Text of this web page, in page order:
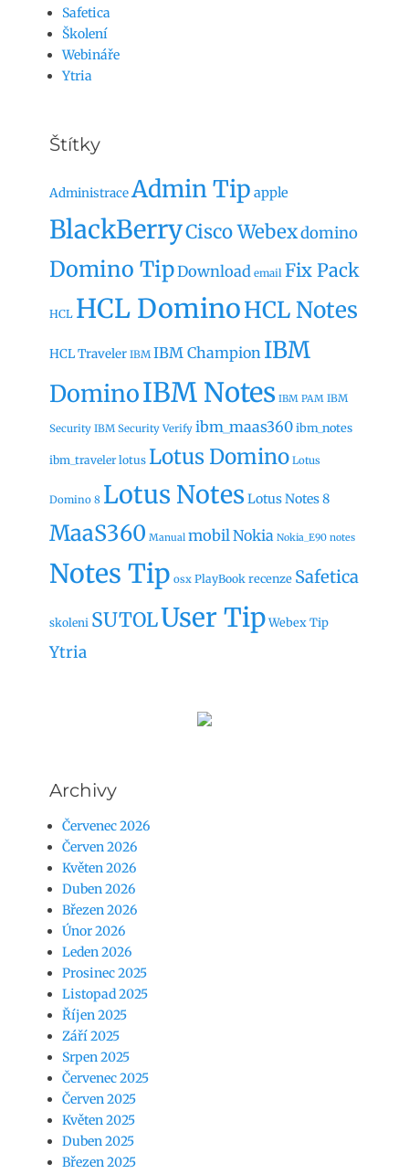
Safetica
Školení
Webináře
Ytria
Štítky
AdministraceAdmin Tip apple
BlackBerryCisco Webexdomino
Domino TipDownload email Fix Pack
HCL HCL DominoHCL Notes
HCL Traveler IBM IBM Champion IBM
DominoIBM Notes IBM PAM IBM
Security IBM Security Verify ibm_maas360ibm_notes
ibm_traveler lotus Lotus Domino Lotus
Domino 8 Lotus Notes Lotus Notes 8
MaaS360 Manual mobilNokia Nokia_E90 notes
Notes Tip osx PlayBook recenze Safetica
skoleni SUTOLUser TipWebex Tip
Ytria
Archivy
Červenec 2026
Červen 2026
Květen 2026
Duben 2026
Březen 2026
Únor 2026
Leden 2026
Prosinec 2025
Listopad 2025
Říjen 2025
Září 2025
Srpen 2025
Červenec 2025
Červen 2025
Květen 2025
Duben 2025
Březen 2025